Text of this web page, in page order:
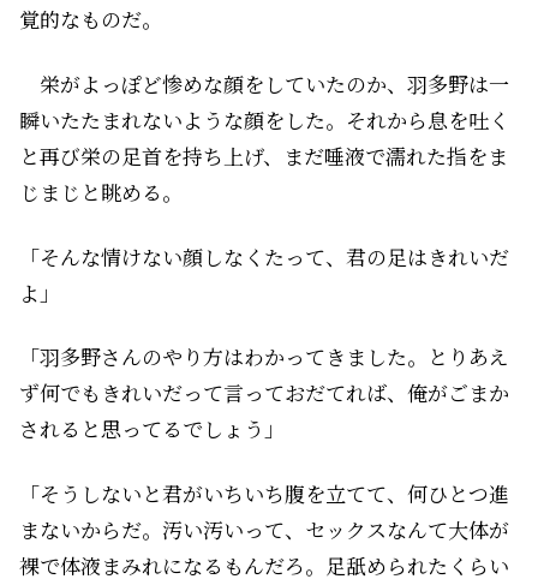
覚的なものだ。
栄がよっぽど惨めな顔をしていたのか、羽多野は一
瞬いたたまれないような顔をした。それから息を吐く
と再び栄の足首を持ち上げ、まだ唾液で濡れた指をま
じまじと眺める。
「そんな情けない顔しなくたって、君の足はきれいだ
よ」
「羽多野さんのやり方はわかってきました。とりあえ
ず何でもきれいだって言っておだてれば、俺がごまか
されると思ってるでしょう」
「そうしないと君がいちいち腹を立てて、何ひとつ進
まないからだ。汚い汚いって、セックスなんて大体が
裸で体液まみれになるもんだろ。足舐められたくらい